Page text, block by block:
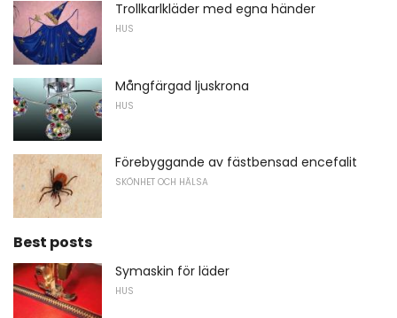
Trollkarlkläder med egna händer
HUS
Mångfärgad ljuskrona
HUS
Förebyggande av fästbensad encefalit
SKÖNHET OCH HÄLSA
Best posts
Symaskin för läder
HUS